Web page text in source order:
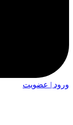
ورود | عضویت